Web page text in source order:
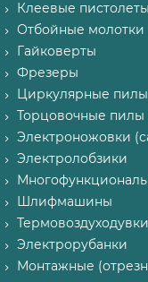
Клеевые пистолеты
Отбойные молотки
Гайковерты
Фрезеры
Циркулярные
Торцовочные пилы
Электроножовки
Электролобзики
Шлифмашины
Электрорубанки
Монтажные